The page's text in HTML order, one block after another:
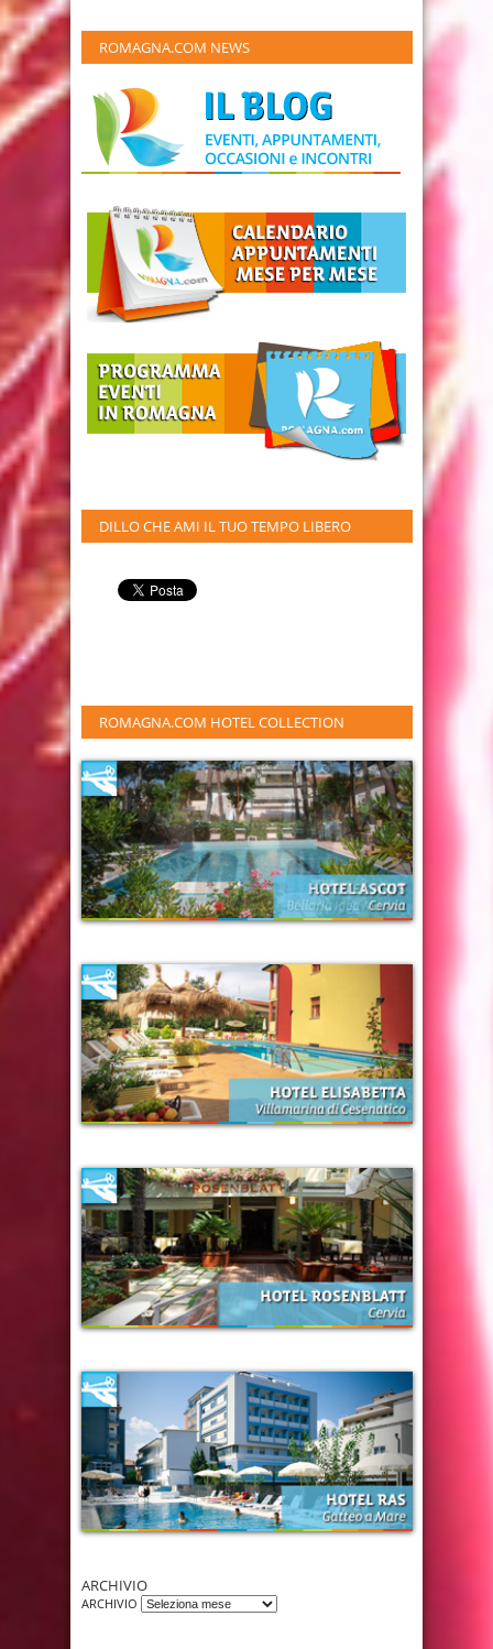
ROMAGNA.COM NEWS
DILLO CHE AMI IL TUO TEMPO LIBERO
ROMAGNA.COM HOTEL COLLECTION
ARCHIVIO
ARCHIVIO